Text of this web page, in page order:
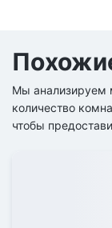
Мы анализируем
количество
чтобы